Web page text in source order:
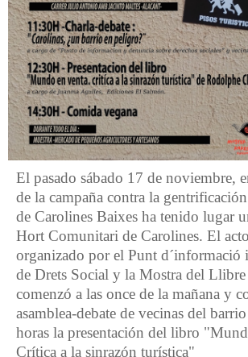
El pasado sábado 17 de noviembre,
de la campaña contra la
de Carolines Baixes ha tenido lugar
Hort Comunitari de Carolines. El
organizado por el Punt d´informació
de Drets Social y la Mostra del
comenzó a las once de la mañana y
asamblea-debate de vecinas del
horas la presentación del libro
Crítica a la sinrazón turística"